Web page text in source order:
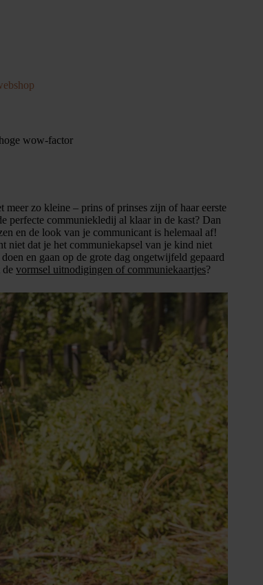
wow-factor
zo kleine – prins of prinses zijn of haar eerste
perfecte communiekledij al klaar in de kast? Dan
en de look van je communicant is helemaal af!
niet dat je het communiekapsel van je kind niet
en gaan op de grote dag ongetwijfeld gepaard
de vormsel uitnodigingen of communiekaartjes?